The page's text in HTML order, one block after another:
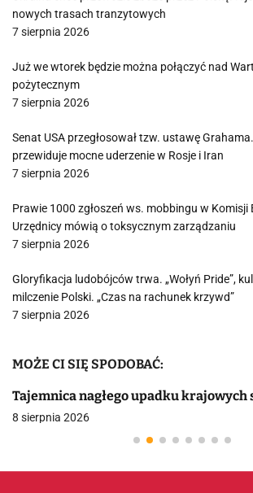
nowych trasach tranzytowych
7 sierpnia 2026
Już we wtorek będzie można połączyć nad
pożytecznym
7 sierpnia 2026
Senat USA przegłosował tzw. ustawę
przewiduje mocne uderzenie w Rosje i Iran
7 sierpnia 2026
Prawie 1000 zgłoszeń ws. mobbingu w Komisji
Urzędnicy mówią o toksycznym zarządzaniu
7 sierpnia 2026
Gloryfikacja ludobójców trwa. „Wołyń Pride”,
milczenie Polski. „Czas na rachunek krzywd”
7 sierpnia 2026
MOŻE CI SIĘ SPODOBAĆ:
Tajemnica nagłego upadku krajowych
8 sierpnia 2026